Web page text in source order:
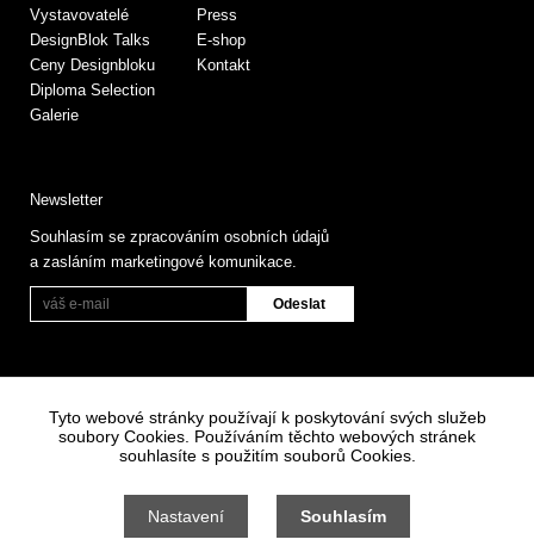
Vystavovatelé
DesignBlok Talks
Ceny Designbloku
Diploma Selection
Galerie
Press
E-shop
Kontakt
Newsletter
Souhlasím se zpracováním osobních údajů
a zasláním marketingové komunikace.
Všeobecné obchodní podmínky
Nastavení cookies
Tyto webové stránky používají k poskytování svých služeb
soubory Cookies. Používáním těchto webových stránek
souhlasíte s použitím souborů Cookies.
Nastavení Souhlasím